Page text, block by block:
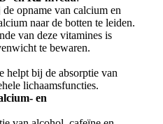
opname van calcium en
naar de botten te leiden.
van deze vitamines is
te bewaren.
helpt bij de absorptie van
lichaamsfuncties.
en